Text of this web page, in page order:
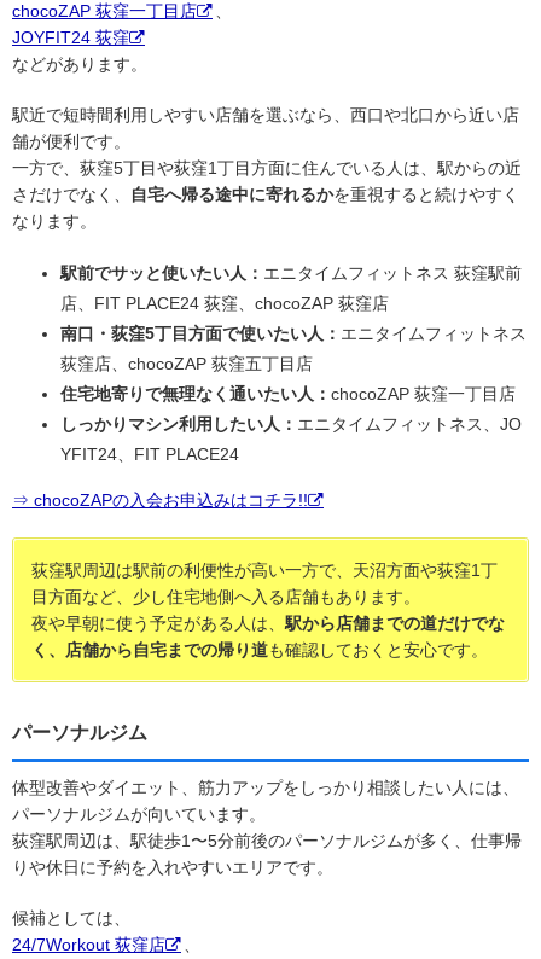
chocoZAP 荻窪一丁目店
、
JOYFIT24 荻窪
などがあります。
駅近で短時間利用しやすい店舗を選ぶなら、西口や北口から近い店
舗が便利です。
一方で、荻窪5丁目や荻窪1丁目方面に住んでいる人は、駅からの近
さだけでなく、
自宅へ帰る途中に寄れるかを重視すると続けやすく
なります。
駅前でサッと使いたい人： エニタイムフィットネス 荻窪駅前
店、FIT PLACE24 荻窪、chocoZAP 荻窪店
南口・荻窪5丁目方面で使いたい人： エニタイムフィットネス
荻窪店、chocoZAP 荻窪五丁目店
住宅地寄りで無理なく通いたい人： chocoZAP 荻窪一丁目店
しっかりマシン利用したい人： エニタイムフィットネス、JO
YFIT24、FIT PLACE24
⇒ chocoZAPの入会お申込みはコチラ!!
荻窪駅周辺は駅前の利便性が高い一方で、天沼方面や荻窪1丁
目方面など、少し住宅地側へ入る店舗もあります。
夜や早朝に使う予定がある人は、駅から店舗までの道だけでな
く、店舗から自宅までの帰り道も確認しておくと安心です。
パーソナルジム
体型改善やダイエット、筋力アップをしっかり相談したい人には、
パーソナルジムが向いています。
荻窪駅周辺は、駅徒歩1〜5分前後のパーソナルジムが多く、仕事帰
りや休日に予約を入れやすいエリアです。
候補としては、
24/7Workout 荻窪店
、